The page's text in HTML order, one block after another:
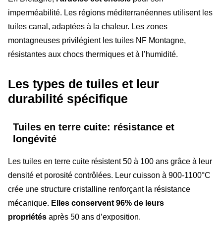
imperméabilité. Les régions méditerranéennes utilisent les
tuiles canal, adaptées à la chaleur. Les zones
montagneuses privilégient les tuiles NF Montagne,
résistantes aux chocs thermiques et à l’humidité.
Les types de tuiles et leur
durabilité spécifique
Tuiles en terre cuite: résistance et
longévité
Les tuiles en terre cuite résistent 50 à 100 ans grâce à leur
densité et porosité contrôlées. Leur cuisson à 900-1100°C
crée une structure cristalline renforçant la résistance
mécanique. Elles conservent 96% de leurs
propriétés après 50 ans d’exposition.